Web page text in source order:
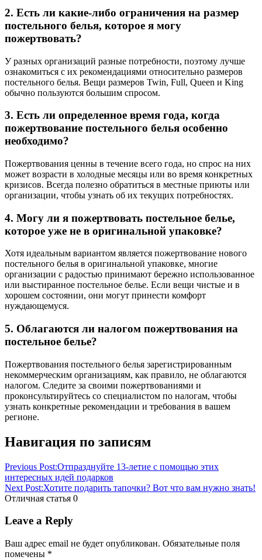
2. Есть ли какие-либо ограничения на размер
постельного белья, которое я могу
пожертвовать?
У разных организаций разные потребности, поэтому лучше
ознакомиться с их рекомендациями относительно размеров
постельного белья. Вещи размеров Twin, Full, Queen и King
обычно пользуются большим спросом.
3. Есть ли определенное время года, когда
пожертвование постельного белья особенно
необходимо?
Пожертвования ценны в течение всего года, но спрос на них
может возрасти в холодные месяцы или во время конкретных
кризисов. Всегда полезно обратиться в местные приюты или
организации, чтобы узнать об их текущих потребностях.
4. Могу ли я пожертвовать постельное белье,
которое уже не в оригинальной упаковке?
Хотя идеальным вариантом является пожертвование нового
постельного белья в оригинальной упаковке, многие
организации с радостью принимают бережно использованное
или выстиранное постельное белье. Если вещи чистые и в
хорошем состоянии, они могут принести комфорт
нуждающемуся.
5. Облагаются ли налогом пожертвования на
постельное белье?
Пожертвования постельного белья зарегистрированным
некоммерческим организациям, как правило, не облагаются
налогом. Следите за своими пожертвованиями и
проконсультируйтесь со специалистом по налогам, чтобы
узнать конкретные рекомендации и требования в вашем
регионе.
Навигация по записям
Previous Post:Отпразднуйте 13-летие с помощью этих
интересных идей подарков
Next Post:Хотите подарить тапочки? Вот что вам нужно знать!
Отличная статья 0
Leave a Reply
Ваш адрес email не будет опубликован. Обязательные поля
помечены *